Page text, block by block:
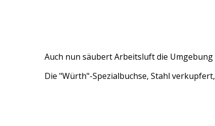
Auch nun säubert Arbeitsluft die
Die "Würth"-Spezialbuchse, Stahl